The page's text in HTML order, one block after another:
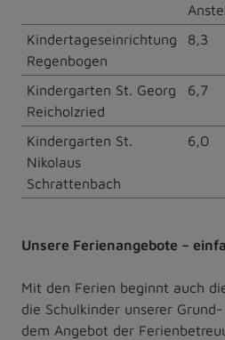
Kindertageseinrichtung
Regenbogen
8,3
Kindergarten St. Georg
Reicholzried
6,7
Kindergarten St.
Nikolaus
Schrattenbach
6,0
Unsere Ferienangebote –
Mit den Ferien beginnt auch
die Schulkinder unserer
dem Angebot der